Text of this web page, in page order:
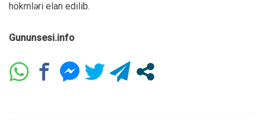
hökmləri elan edilib.
Gununsesi.info